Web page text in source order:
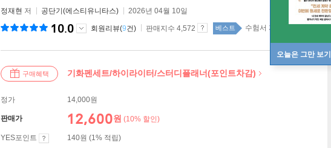
오늘은 그만 보기
정재현 저 공단기(에스티유니타스) 2026년 04월 10일
10.0 회원리뷰(9건) 판매지수 4,572 베스트 수험서 자격증 top100 3주
구매혜택 기화펜세트/하이라이터/스터디플래너(포인트차감)
정가 14,000원
판매가 12,600원 (10% 할인)
YES포인트
140원 (1% 적립)